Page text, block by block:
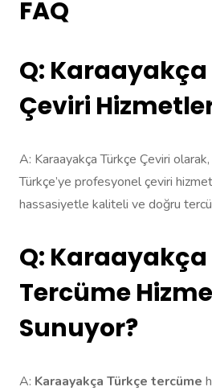
FAQ
Q:
Çeviri
A: Karaayakça Türkçe Çeviri
Türkçe’ye profesyonel çeviri
hassasiyetle kaliteli ve doğru
Q:
Tercüme
Sunuyor?
A: Karaayakça Türkçe tercüme